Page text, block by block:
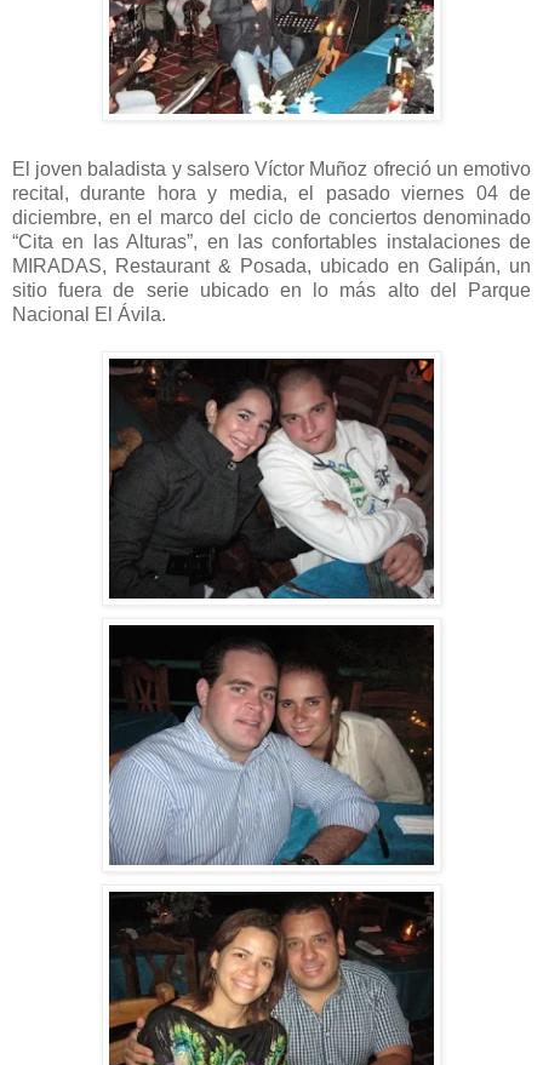
El joven baladista y salsero Víctor Muñoz ofreció un emotivo
recital, durante hora y media, el pasado viernes 04 de
diciembre, en el marco del ciclo de conciertos denominado
“Cita en las Alturas”, en las confortables instalaciones de
MIRADAS, Restaurant & Posada, ubicado en Galipán, un
sitio fuera de serie ubicado en lo más alto del Parque
Nacional El Ávila.